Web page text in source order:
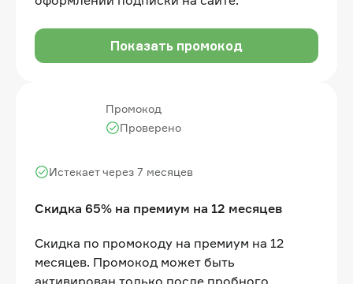
Показать промокод
Промокод
Скидка 65% на премиум на 12 месяцев
Истекает через 7 месяцев
Проверено
Скидка по промокоду на премиум на 12
месяцев. Промокод может быть
активирован только после пробного